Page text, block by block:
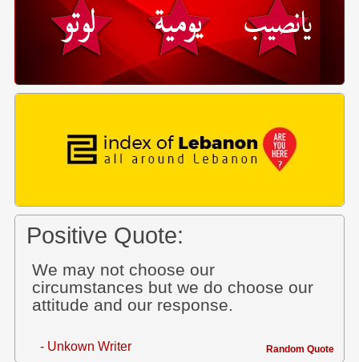
Positive Quote:
We may not choose our
circumstances but we do choose our
attitude and our response.
- Unkown Writer Random Quote